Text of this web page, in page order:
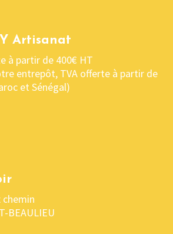
Artisanat
à partir de 400€ HT
entrepôt, TVA offerte à partir de
et Sénégal)
chemin
BEAULIEU